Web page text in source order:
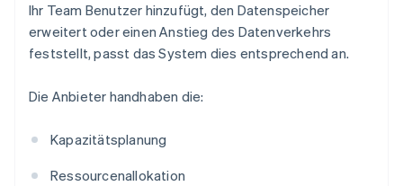
Ihr Team Benutzer hinzufügt, den Datenspeicher
erweitert oder einen Anstieg des Datenverkehrs
feststellt, passt das System dies entsprechend an.
Die Anbieter handhaben die:
Kapazitätsplanung
Ressourcenallokation